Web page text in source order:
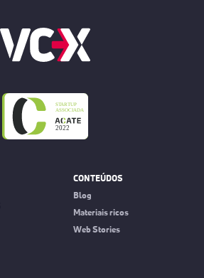
CONTEÚDOS
Blog
Materiais ricos
Web Stories